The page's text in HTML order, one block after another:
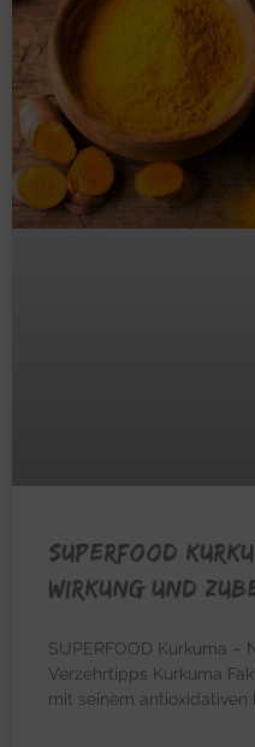
SUPERFOOD
Wirkung und
SUPERFOOD Kurkuma –
Verzehrtipps Kurkuma
mit seinem antioxidativen